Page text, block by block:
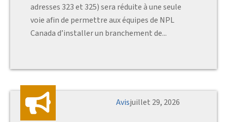
adresses 323 et 325) sera réduite à une seule
voie afin de permettre aux équipes de NPL
Canada d’installer un branchement de...
Avisjuillet 29, 2026